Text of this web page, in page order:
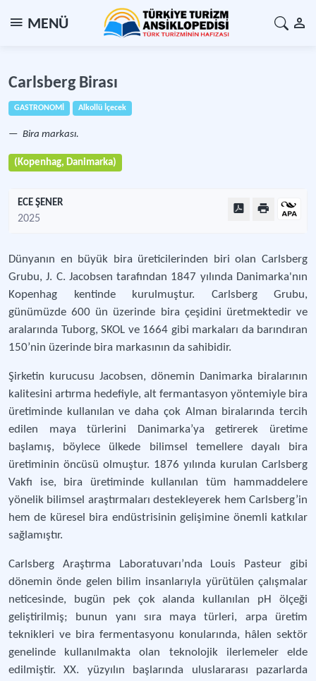
MENÜ
Carlsberg Birası
GASTRONOMİ Alkollü İçecek
Bira markası.
(Kopenhag, Danimarka)
ECE ŞENER
2025
Dünyanın en büyük bira üreticilerinden biri olan Carlsberg
Grubu, J. C. Jacobsen tarafından 1847 yılında Danimarka'nın
Kopenhag kentinde kurulmuştur. Carlsberg Grubu,
günümüzde 600 ün üzerinde bira çeşidini üretmektedir ve
aralarında Tuborg, SKOL ve 1664 gibi markaları da barındıran
150’nin üzerinde bira markasının da sahibidir.
Şirketin kurucusu Jacobsen, dönemin Danimarka biralarının
kalitesini artırma hedefiyle, alt fermantasyon yöntemiyle bira
üretiminde kullanılan ve daha çok Alman biralarında tercih
edilen maya türlerini Danimarka’ya getirerek üretime
başlamış, böylece ülkede bilimsel temellere dayalı bira
üretiminin öncüsü olmuştur. 1876 yılında kurulan Carlsberg
Vakfı ise, bira üretiminde kullanılan tüm hammaddelere
yönelik bilimsel araştırmaları destekleyerek hem Carlsberg’in
hem de küresel bira endüstrisinin gelişimine önemli katkılar
sağlamıştır.
Carlsberg Araştırma Laboratuvarı’nda Louis Pasteur gibi
dönemin önde gelen bilim insanlarıyla yürütülen çalışmalar
neticesinde, bugün pek çok alanda kullanılan pH ölçeği
geliştirilmiş; bunun yanı sıra maya türleri, arpa üretim
teknikleri ve bira fermentasyonu konularında, hâlen sektör
genelinde kullanılmakta olan teknolojik ilerlemeler elde
edilmiştir. XX. yüzyılın başlarında uluslararası pazarlarda